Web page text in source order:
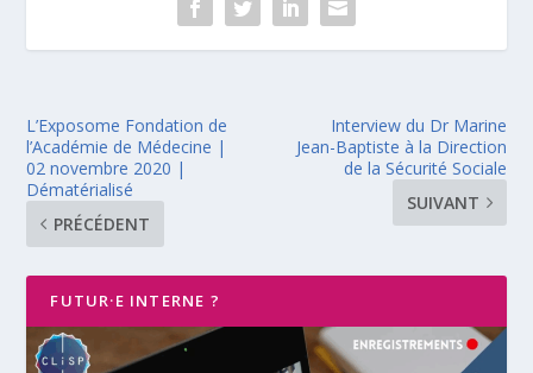
L’Exposome Fondation de
l’Académie de Médecine |
02 novembre 2020 |
Dématérialisé
PRÉCÉDENT
Interview du Dr Marine
Jean-Baptiste à la Direction
de la Sécurité Sociale
SUIVANT
FUTUR·E INTERNE ?